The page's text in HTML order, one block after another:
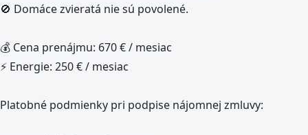
🚫 Domáce zvieratá nie sú povolené.
💰 Cena prenájmu: 670 € / mesiac
⚡ Energie: 250 € / mesiac
Platobné podmienky pri podpise nájomnej zmluvy: